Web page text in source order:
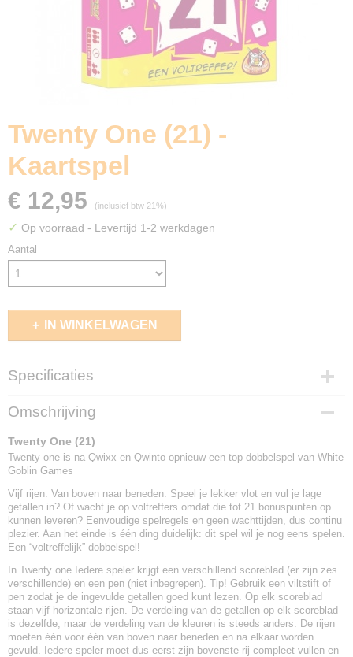
Twenty One (21) -
Kaartspel
€ 12,95 (inclusief btw 21%)
✓ Op voorraad - Levertijd 1-2 werkdagen
Aantal
IN WINKELWAGEN
Specificaties
EAN code
8718026302214
Omschrijving
Twenty One (21)
Twenty one is na Qwixx en Qwinto opnieuw een top dobbelspel van White
Goblin Games
Vijf rijen. Van boven naar beneden. Speel je lekker vlot en vul je lage
getallen in? Of wacht je op voltreffers omdat die tot 21 bonuspunten op
kunnen leveren? Eenvoudige spelregels en geen wachttijden, dus continu
plezier. Aan het einde is één ding duidelijk: dit spel wil je nog eens spelen.
Een “voltreffelijk” dobbelspel!
In Twenty one Iedere speler krijgt een verschillend scoreblad (er zijn zes
verschillende) en een pen (niet inbegrepen). Tip! Gebruik een viltstift of
pen zodat je de ingevulde getallen goed kunt lezen. Op elk scoreblad
staan vijf horizontale rijen. De verdeling van de getallen op elk scoreblad
is dezelfde, maar de verdeling van de kleuren is steeds anders. De rijen
moeten één voor één van boven naar beneden en na elkaar worden
gevuld. Iedere speler moet dus eerst zijn bovenste rij compleet vullen en